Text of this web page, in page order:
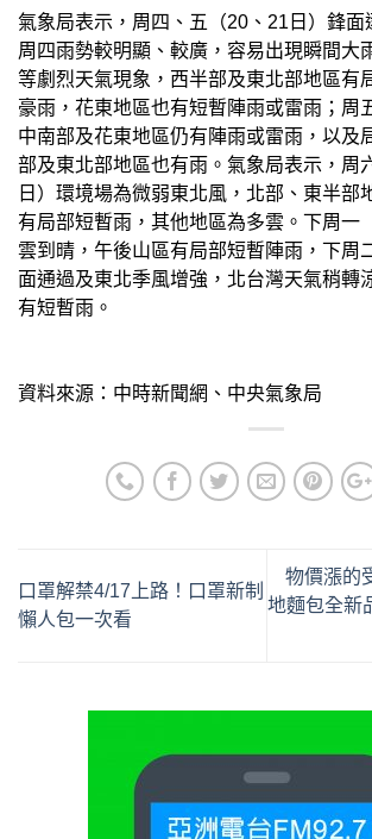
氣象局表示，周四、五（20、21日）鋒面
周四雨勢較明顯、較廣，容易出現瞬間大
等劇烈天氣現象，西半部及東北部地區有
豪雨，花東地區也有短暫陣雨或雷雨；周
中南部及花東地區仍有陣雨或雷雨，以及
部及東北部地區也有雨。氣象局表示，周
日）環境場為微弱東北風，北部、東半部
有局部短暫雨，其他地區為多雲。下周一
雲到晴，午後山區有局部短暫陣雨，下周
面通過及東北季風增強，北台灣天氣稍轉
有短暫雨。
資料來源：中時新聞網、中央氣象局
口罩解禁4/17上路！口罩新制
懶人包一次看
物價漲的
地麵包全新